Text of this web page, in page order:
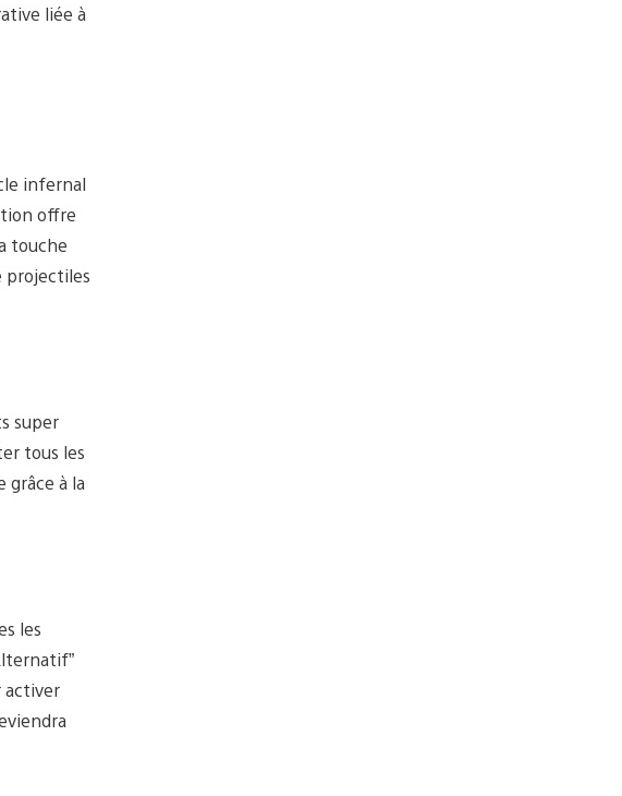
liée à
infernal
offre
touche
projectiles
super
tous les
grâce à la
les
activer